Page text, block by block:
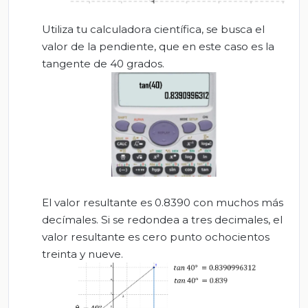
Utiliza tu calculadora científica, se busca el
valor de la pendiente, que en este caso es la
tangente de 40 grados.
El valor resultante es 0.8390 con muchos más
decímales. Si se redondea a tres decimales, el
valor resultante es cero punto ochocientos
treinta y nueve.